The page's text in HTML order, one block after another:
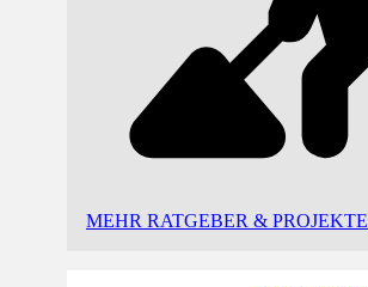
MEHR RATGEBER & PROJEKTE